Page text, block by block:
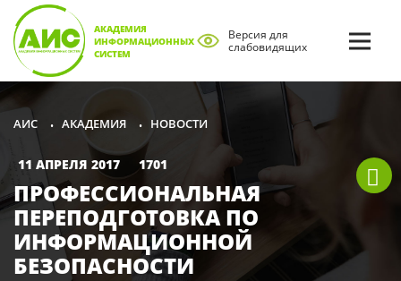
АКАДЕМИЯ
ИНФОРМАЦИОННЫХ
СИСТЕМ
Версия для
слабовидящих
АИС • АКАДЕМИЯ • НОВОСТИ
11 АПРЕЛЯ 2017 1701
ПРОФЕССИОНАЛЬНАЯ
ПЕРЕПОДГОТОВКА ПО
ИНФОРМАЦИОННОЙ
БЕЗОПАСНОСТИ